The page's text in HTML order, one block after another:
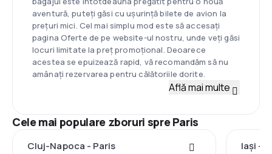
aventură, puteți găsi cu ușurință bilete de avion la
prețuri mici. Cel mai simplu mod este să accesați
pagina Oferte de pe website-ul nostru, unde veți găsi
locuri limitate la preț promoțional. Deoarece
acestea se epuizează rapid, vă recomandăm să nu
amânați rezervarea pentru călătoriile dorite.
Află mai multe
Cele mai populare zboruri spre Paris
Cluj-Napoca - Paris Iași -